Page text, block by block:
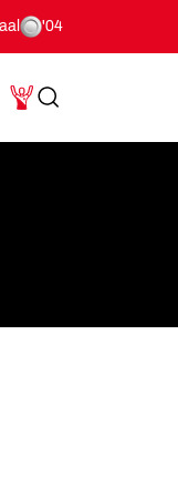
'04
Mijn Account
Search